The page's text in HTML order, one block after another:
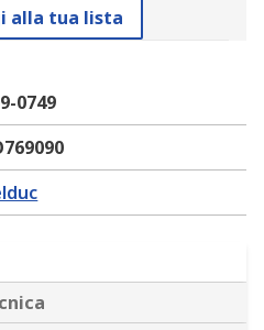
alla tua lista
0749